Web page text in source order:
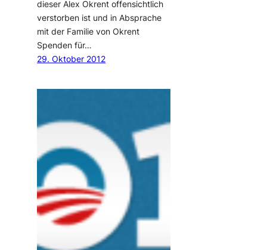
dieser Alex Okrent offensichtlich
verstorben ist und in Absprache
mit der Familie von Okrent
Spenden für…
29. Oktober 2012